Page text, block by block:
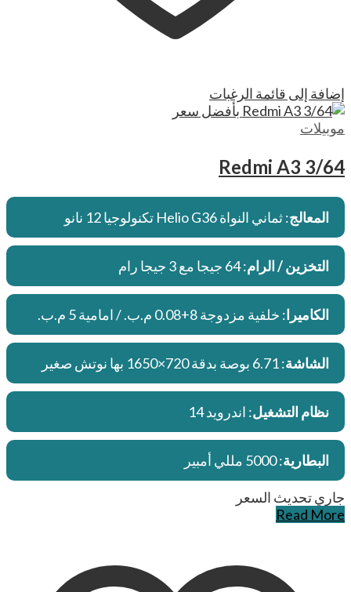
إضافة إلى قائمة الرغبات
موبيلات
Redmi A3 3/64
المعالج: ثماني النواة Helio G36 تكنولوجيا 12 نانو
التخزين / الرام: 64 جيجا مع 3 جيجا رام
الكاميرا: خلفية مزدوجة 8+0.08 م.ب. / امامية 5 م.ب.
الشاشة: 6.71 بوصة بدقة 720×1650 بها نوتش صغير
نظام التشغيل: اندرويد 14
البطارية: 5000 مللي أمبير
جاري تحديث السعر
Read More